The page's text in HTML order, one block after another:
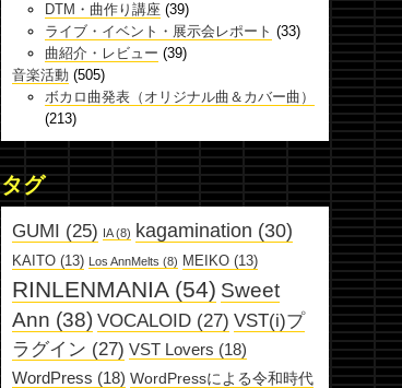
DTM・曲作り講座 (39)
ライブ・イベント・展示会レポート (33)
曲紹介・レビュー (39)
音楽活動 (505)
ボカロ曲発表（オリジナル曲＆カバー曲）
(213)
タグ
GUMI (25) IA(8) kagamination (30)
KAITO (13) Los AnnMelts (8) MEIKO (13)
RINLENMANIA(54) Sweet
Ann (38) VOCALOID (27) VST(i)プ
ラグイン (27) VST Lovers (18)
WordPress (18) WordPressによる令和時代